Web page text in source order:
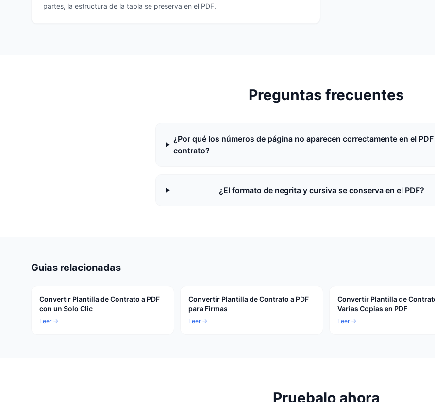
partes, la estructura de la tabla se preserva en el PDF.
Preguntas frecuentes
¿Por qué los números de página no aparecen correctamente en el
contrato?
¿El formato de negrita y cursiva se conserva en el PDF?
Guias relacionadas
Convertir Plantilla de Contrato a PDF
con un Solo Clic
Leer →
Convertir Plantilla de Contrato a PDF
para Firmas
Leer →
Convertir Plantilla de
Varias Copias en PDF
Leer →
Pruebalo ahora